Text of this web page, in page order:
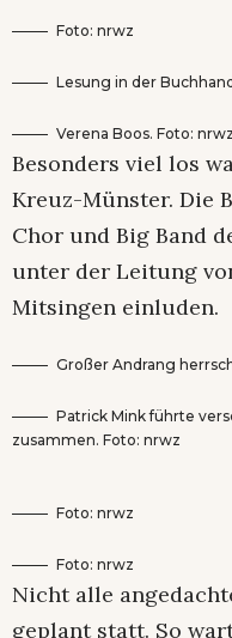
Foto: nrwz
Lesung in der
Verena Boos. Foto: nrwz
Besonders viel los
Kreuz-Münster. Die
Chor und Big Band
unter der Leitung
Mitsingen einluden.
Großer Andrang
Patrick Mink führte
zusammen. Foto: nrwz
Foto: nrwz
Foto: nrwz
Nicht alle
geplant statt. So